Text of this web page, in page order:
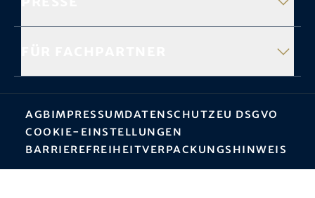
AGBImpressumDatenschutz EU DSGVO
Cookie-Einstellungen
BarrierefreiheitVerpackungshinweis